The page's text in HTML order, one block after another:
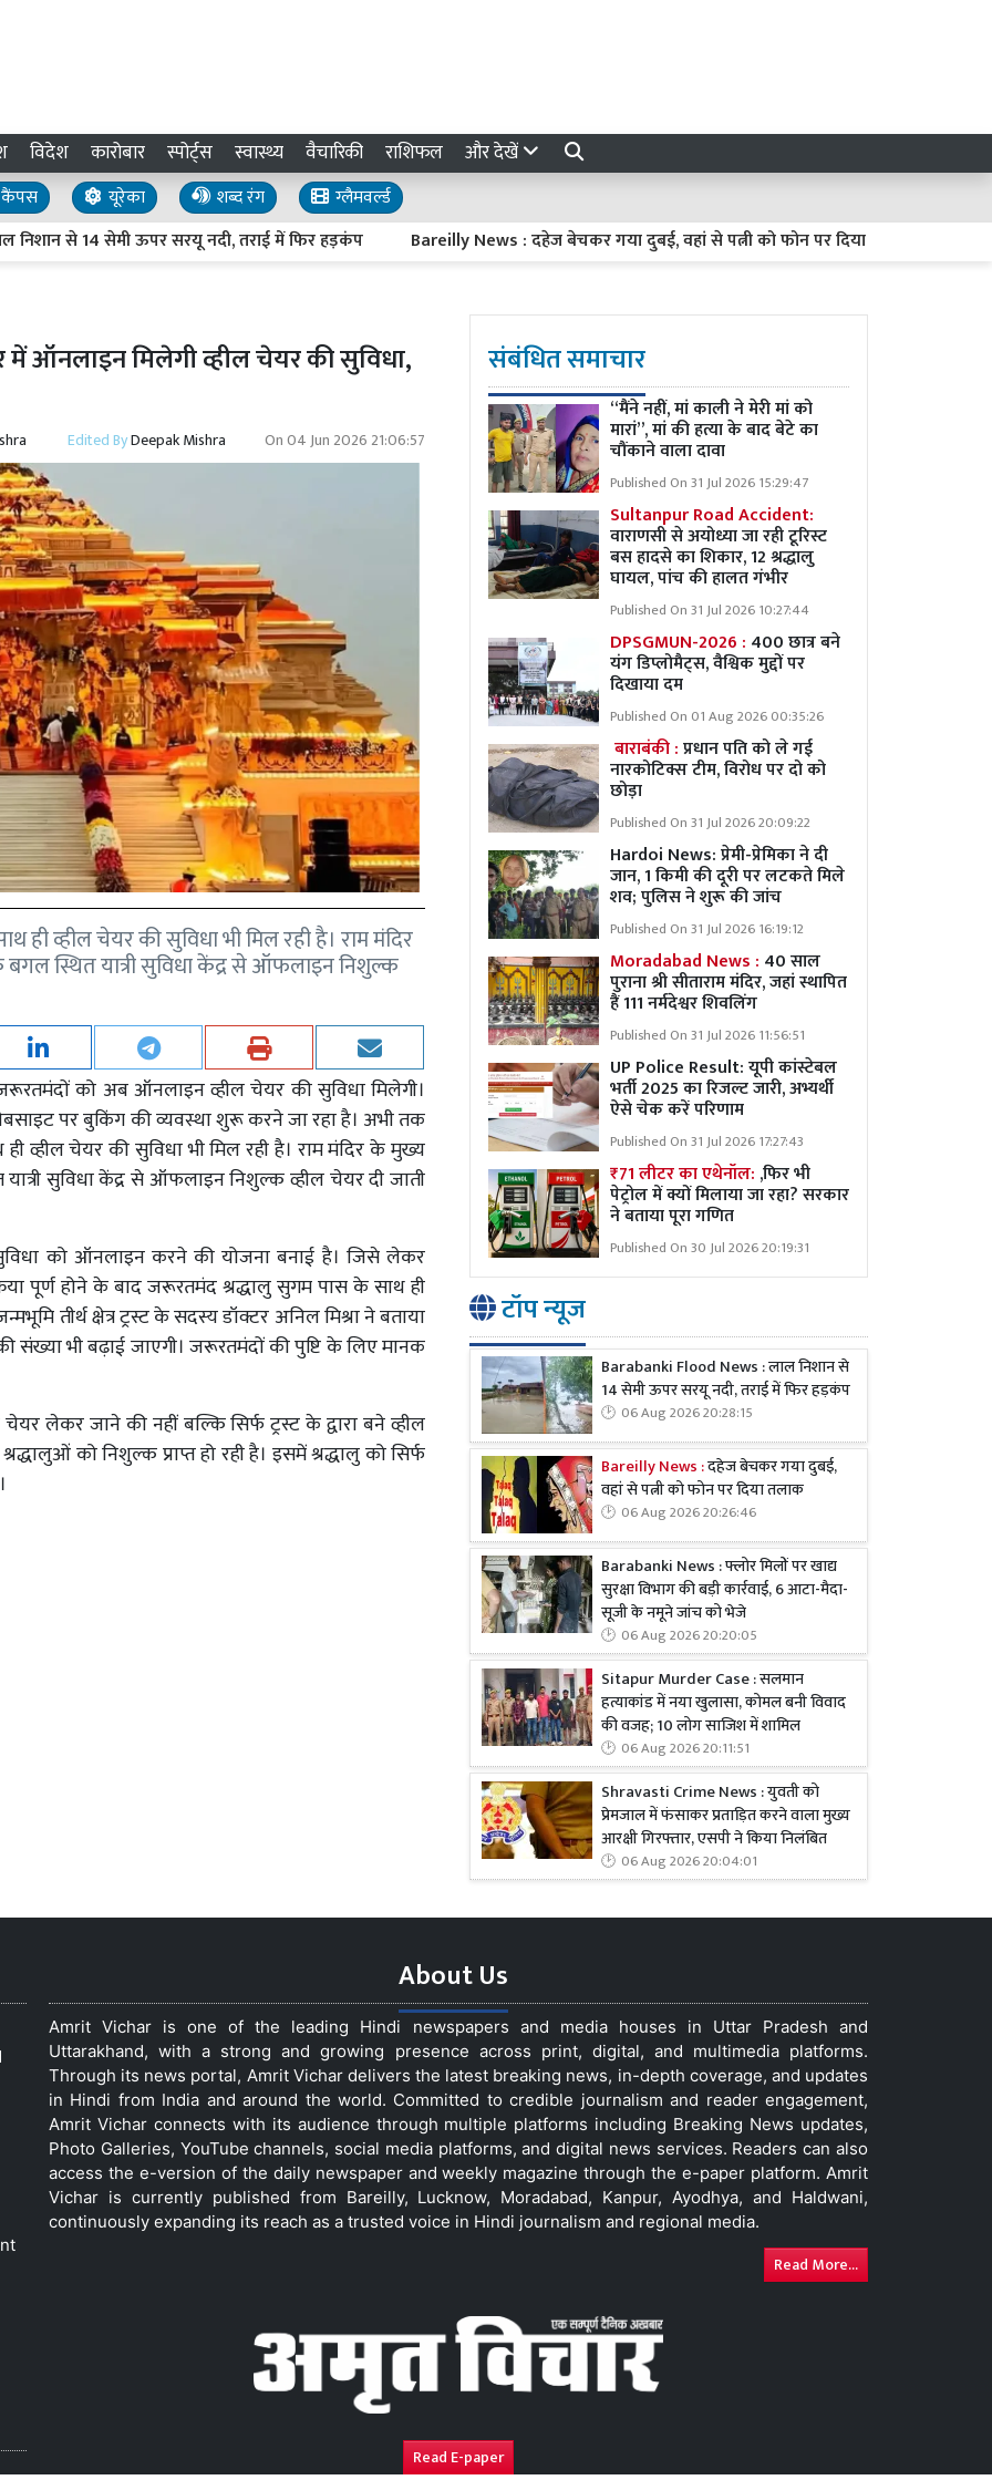
विदेश कारोबार स्पोर्ट्स स्वास्थ्य वैचारिकी राशिफल और देखें
यूरेका शब्द रंग
ग्लैमवर्ल्ड
से 14 सेमी ऊपर सरयू नदी, तराई में फिर हड़कंप Bareilly News : दहेज बेचकर गया दुबई, वहां से पत्नी को फोन पर दिया तलाक
में ऑनलाइन मिलेगी व्हील चेयर की सुविधा,
Edited ByDeepak Mishra On04 Jun 2026 21:06:57
ही व्हील चेयर की सुविधा भी मिल रही है। राम मंदिर
के बगल स्थित यात्री सुविधा केंद्र से ऑफलाइन निशुल्क
को अब ऑनलाइन व्हील चेयर की सुविधा मिलेगी।
वेबसाइट पर बुकिंग की व्यवस्था शुरू करने जा रहा है। अभी तक
व्हील चेयर की सुविधा भी मिल रही है। राम मंदिर के मुख्य
यात्री सुविधा केंद्र से ऑफलाइन निशुल्क व्हील चेयर दी जाती
को ऑनलाइन करने की योजना बनाई है। जिसे लेकर
पूर्ण होने के बाद जरूरतमंद श्रद्धालु सुगम पास के साथ ही
तीर्थ क्षेत्र ट्रस्ट के सदस्य डॉक्टर अनिल मिश्रा ने बताया
भी बढ़ाई जाएगी। जरूरतमंदों की पुष्टि के लिए मानक
लेकर जाने की नहीं बल्कि सिर्फ ट्रस्ट के द्वारा बने व्हील
को निशुल्क प्राप्त हो रही है। इसमें श्रद्धालु को सिर्फ
संबंधित समाचार
“मैंने नहीं, मां काली ने मेरी मां को
मारां”, मां की हत्या के बाद बेटे का
चौंकाने वाला दावा
Published On 31 Jul 2026 15:29:47
Sultanpur Road Accident:
वाराणसी से अयोध्या जा रही टूरिस्ट
बस हादसे का शिकार, 12 श्रद्धालु
घायल, पांच की हालत गंभीर
Published On 31 Jul 2026 10:27:44
DPSGMUN-2026 : 400 छात्र बने
यंग डिप्लोमैट्स, वैश्विक मुद्दों पर
दिखाया दम
Published On 01 Aug 2026 00:35:26
बाराबंकी :प्रधान पति को ले गई
नारकोटिक्स टीम, विरोध पर दो को
छोड़ा
Published On 31 Jul 2026 20:09:22
Hardoi News: प्रेमी-प्रेमिका ने दी
जान, 1 किमी की दूरी पर लटकते मिले
शव; पुलिस ने शुरू की जांच
Published On 31 Jul 2026 16:19:12
Moradabad News : 40 साल
पुराना श्री सीताराम मंदिर, जहां स्थापित
हैं 111 नर्मदेश्वर शिवलिंग
Published On 31 Jul 2026 11:56:51
UP Police Result: यूपी कांस्टेबल
भर्ती 2025 का रिजल्ट जारी, अभ्यर्थी
ऐसे चेक करें परिणाम
Published On 31 Jul 2026 17:27:43
₹71 लीटर का एथेनॉल: ,फिर भी
पेट्रोल में क्यों मिलाया जा रहा? सरकार
ने बताया पूरा गणित
Published On 30 Jul 2026 20:19:31
टॉप न्यूज
Barabanki Flood News : लाल निशान से
14 सेमी ऊपर सरयू नदी, तराई में फिर हड़कंप
06 Aug 2026 20:28:15
Bareilly News :दहेज बेचकर गया दुबई,
वहां से पत्नी को फोन पर दिया तलाक
06 Aug 2026 20:26:46
Barabanki News : फ्लोर मिलों पर खाद्य
सुरक्षा विभाग की बड़ी कार्रवाई, 6 आटा-मैदा-
सूजी के नमूने जांच को भेजे
06 Aug 2026 20:20:05
Sitapur Murder Case : सलमान
हत्याकांड में नया खुलासा, कोमल बनी विवाद
की वजह; 10 लोग साजिश में शामिल
06 Aug 2026 20:11:51
Shravasti Crime News : युवती को
प्रेमजाल में फंसाकर प्रताड़ित करने वाला मुख्य
आरक्षी गिरफ्तार, एसपी ने किया निलंबित
06 Aug 2026 20:04:01
About Us
Amrit Vichar is one of the leading Hindi newspapers and media houses in Uttar Pradesh and
Uttarakhand, with a strong and growing presence across print, digital, and multimedia platforms.
Through its news portal, Amrit Vichar delivers the latest breaking news, in-depth coverage, and updates
in Hindi from India and around the world. Committed to credible journalism and reader engagement,
Amrit Vichar connects with its audience through multiple platforms including Breaking News updates,
Photo Galleries, YouTube channels, social media platforms, and digital news services. Readers can also
access the e-version of the daily newspaper and weekly magazine through the e-paper platform. Amrit
Vichar is currently published from Bareilly, Lucknow, Moradabad, Kanpur, Ayodhya, and Haldwani,
continuously expanding its reach as a trusted voice in Hindi journalism and regional media.
Read More...
Read E-paper